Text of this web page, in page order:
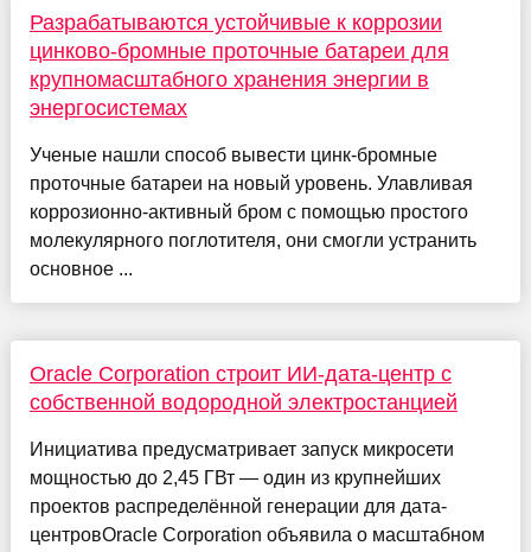
Разрабатываются устойчивые к коррозии
цинково-бромные проточные батареи для
крупномасштабного хранения энергии в
энергосистемах
Ученые нашли способ вывести цинк-бромные
проточные батареи на новый уровень. Улавливая
коррозионно-активный бром с помощью простого
молекулярного поглотителя, они смогли устранить
основное ...
Oracle Corporation строит ИИ-дата-центр с
собственной водородной электростанцией
Инициатива предусматривает запуск микросети
мощностью до 2,45 ГВт — один из крупнейших
проектов распределённой генерации для дата-
центровOracle Corporation объявила о масштабном